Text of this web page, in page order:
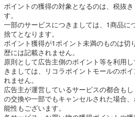
ポイントの獲得の対象となるのは、税抜
す。
一部のサービスにつきましては、1商品に
捨てとなります。
ポイント獲得が1ポイント未満のものは切
歴には記載されません。
原則として広告主側のポイント等を利用
きましては、リコラポイントモールのポ
れません。
広告主が運営しているサービスの都合も
の交換や一部でもキャンセルされた場合
能性もございます。